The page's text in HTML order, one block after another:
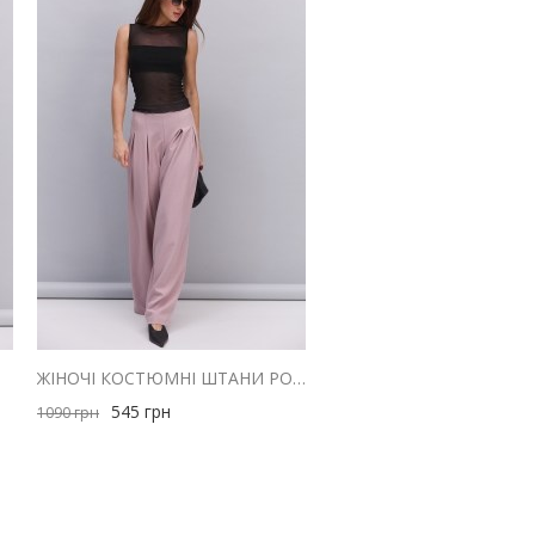
ЖІНОЧІ КОСТЮМНІ ШТАНИ РОЖЕВІ ЗІ СКЛАДКАМИ ВГОРІ
1090грн 545 грн